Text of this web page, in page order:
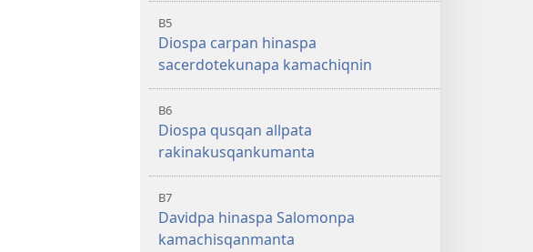
B5
Diospa carpan hinaspa
sacerdotekunapa kamachiqnin
B6
Diospa qusqan allpata
rakinakusqankumanta
B7
Davidpa hinaspa Salomonpa
kamachisqanmanta